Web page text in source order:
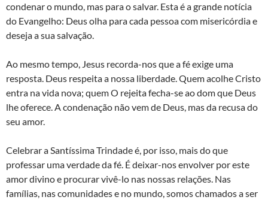
condenar o mundo, mas para o salvar. Esta é a grande notícia
do Evangelho: Deus olha para cada pessoa com misericórdia e
deseja a sua salvação.
Ao mesmo tempo, Jesus recorda-nos que a fé exige uma
resposta. Deus respeita a nossa liberdade. Quem acolhe Cristo
entra na vida nova; quem O rejeita fecha-se ao dom que Deus
lhe oferece. A condenação não vem de Deus, mas da recusa do
seu amor.
Celebrar a Santíssima Trindade é, por isso, mais do que
professar uma verdade da fé. É deixar-nos envolver por este
amor divino e procurar vivê-lo nas nossas relações. Nas
famílias, nas comunidades e no mundo, somos chamados a ser